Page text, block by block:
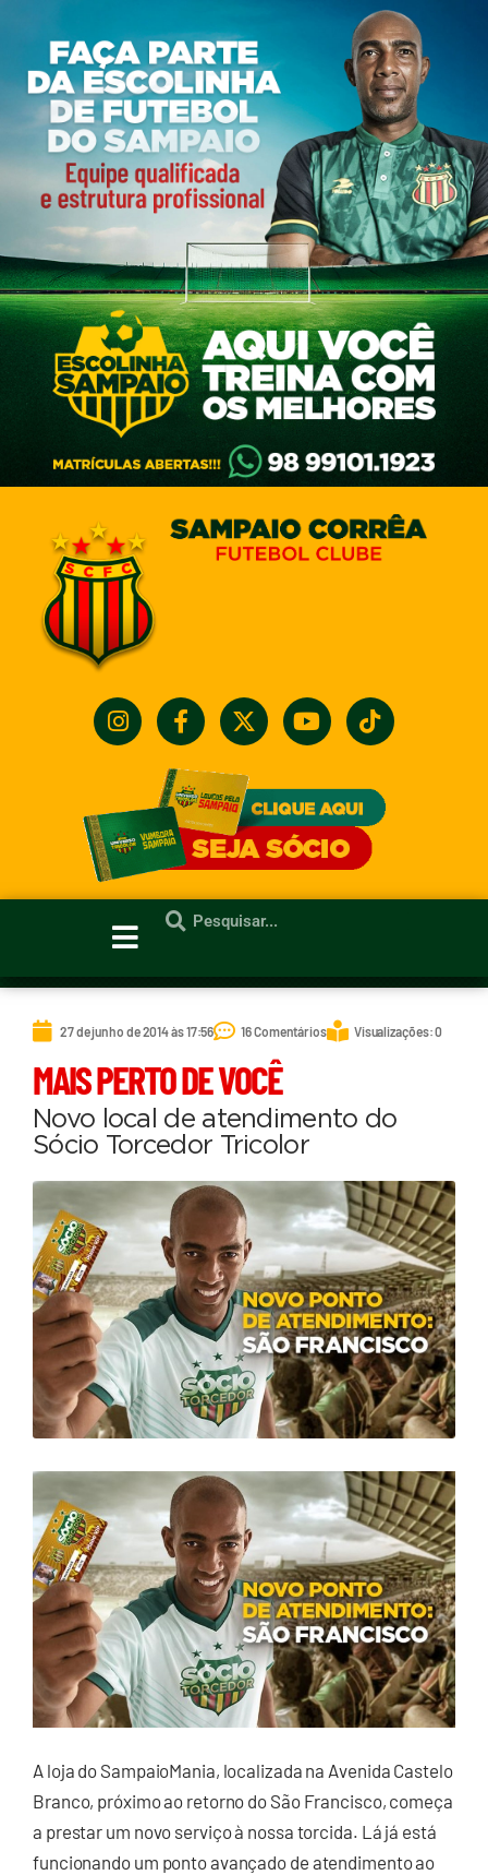
27 de junho de 2014 às 17:56 16 Comentários Visualizações: 0
MAIS PERTO DE VOCÊ
Novo local de atendimento do
Sócio Torcedor Tricolor
A loja do SampaioMania, localizada na Avenida Castelo
Branco, próximo ao retorno do São Francisco, começa
a prestar um novo serviço à nossa torcida. Lá já está
funcionando um ponto avançado de atendimento ao